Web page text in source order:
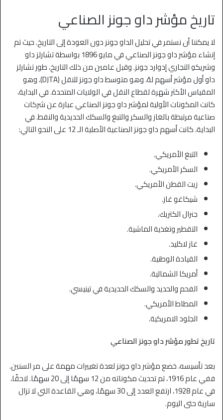
تاريخ مؤشر داو جونز الصناعي
لا يمكننا أن نستمر في تحليل الداو جونز دون العودة إلى التاريخ. حيث تم
إنشاء مؤشر داو جونز الصناعي في مايو 1896 بواسطة تشارلز داو
وشريكهِ التجاري إدوارد جونز.وقبل عامين من ذلك التاريخ، طور تشارلز
داو أول مؤشر أسهم لهُ، وهو متوسط داو جونز للنقل (DJTA)، وهو
المقياس الأكثر شهرة لقطاع النقل في الولايات المتحدة.في البداية،
كانت المكونات الأولية لمؤشر داو جونز الصناعي عبارة عن شركات
صناعية مرتبطة بالغاز والسكر والتبغ والسكك الحديدية والنفط.في
البداية، كانت أسهم داو جونز الصناعية الأصلية الـ 12 على النحو التالي:
التبغ الأمريكي.
السكر الأمريكي.
زيت القطن الأمريكي.
شيكاغو غاز.
جنرال الكتريك.
التقطير وتغذية الماشية.
غاز لاكليد.
القيادة الوطنية.
أمريكا الشمالية.
الفحم والحديد والسكك الحديدية في تينيسي.
المطاط الأمريكي.
الجلود الامريكية.
تاريخ تطور مؤشر داو جونز الصناعي
بعد تأسيسه، خضع مؤشر داو جونز لعدة تغييرات مهمة على مر السنين.
ففي عام 1916، تم تحديث مكوناته من 12 سهمًا إلى 20 سهمًا. لاحقًا،
في عام 1928، ارتفع العدد إلى 30 سهمًا، وهي القاعدة التي لا تزال
سارية حتى اليوم.